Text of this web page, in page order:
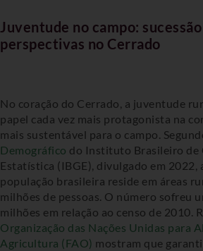
Juventude no campo:
perspectivas no Cerrado
No coração do Cerrado, a juventude
papel cada vez mais protagonista na
mais sustentável para o campo.
Demográfico do Instituto Brasileiro de
Estatística (IBGE), divulgado em 2022,
população brasileira reside em áreas
milhões de pessoas. O número sofreu
milhões em relação ao censo de 2010.
Organização das Nações Unidas para
Agricultura (FAO) mostram que